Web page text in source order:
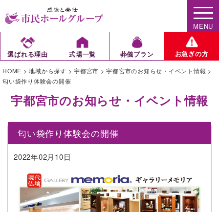
MENU
選ばれる理由 式場一覧 葬儀プラン お急ぎの方
HOME >地域から探す > 宇都宮市 >宇都宮市のお知らせ・イベント情報 >
匂い袋作り体験会の開催
宇都宮市のお知らせ・イベント情報
匂い袋作り体験会の開催
2022年02月10日